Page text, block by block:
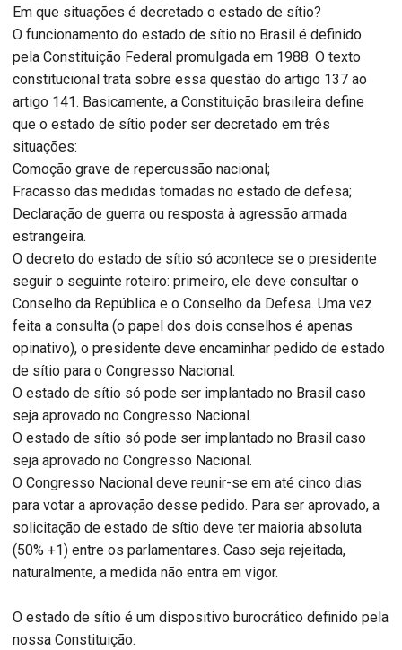
Em que situações é decretado o estado de sítio?
O funcionamento do estado de sítio no Brasil é definido
pela Constituição Federal promulgada em 1988. O texto
constitucional trata sobre essa questão do artigo 137 ao
artigo 141. Basicamente, a Constituição brasileira define
que o estado de sítio poder ser decretado em três
situações:
Comoção grave de repercussão nacional;
Fracasso das medidas tomadas no estado de defesa;
Declaração de guerra ou resposta à agressão armada
estrangeira.
O decreto do estado de sítio só acontece se o presidente
seguir o seguinte roteiro: primeiro, ele deve consultar o
Conselho da República e o Conselho da Defesa. Uma vez
feita a consulta (o papel dos dois conselhos é apenas
opinativo), o presidente deve encaminhar pedido de estado
de sítio para o Congresso Nacional.
O estado de sítio só pode ser implantado no Brasil caso
seja aprovado no Congresso Nacional.
O estado de sítio só pode ser implantado no Brasil caso
seja aprovado no Congresso Nacional.
O Congresso Nacional deve reunir-se em até cinco dias
para votar a aprovação desse pedido. Para ser aprovado, a
solicitação de estado de sítio deve ter maioria absoluta
(50% +1) entre os parlamentares. Caso seja rejeitada,
naturalmente, a medida não entra em vigor.
O estado de sítio é um dispositivo burocrático definido pela
nossa Constituição.